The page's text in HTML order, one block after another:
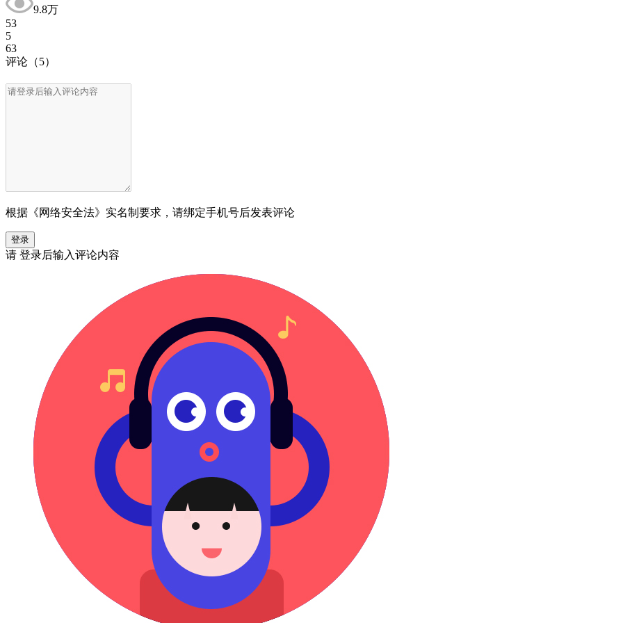
9.8万
53
5
63
评论 （5）
根据《网络安全法》实名制要求，请绑定手机号后发表评论
登录
请 登录后输入评论内容